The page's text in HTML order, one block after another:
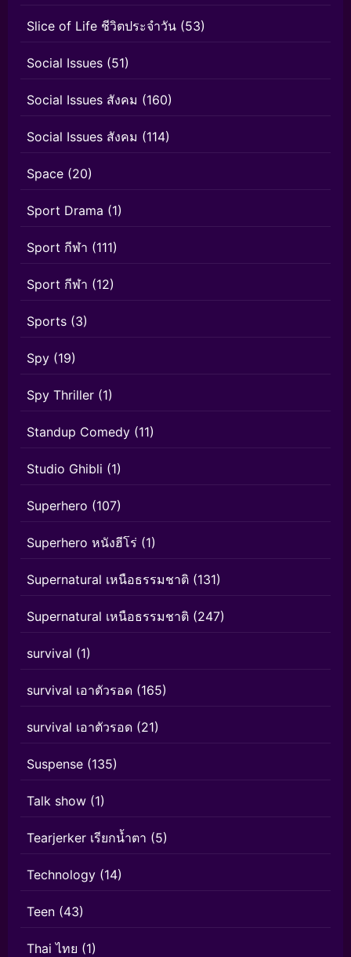
Slice of Life ชีวิตประจำวัน (53)
Social Issues (51)
Social Issues สังคม (160)
Social Issues สังคม (114)
Space (20)
Sport Drama (1)
Sport กีฬา (111)
Sport กีฬา (12)
Sports (3)
Spy (19)
Spy Thriller (1)
Standup Comedy (11)
Studio Ghibli (1)
Superhero (107)
Superhero หนังฮีโร่ (1)
Supernatural เหนือธรรมชาติ (131)
Supernatural เหนือธรรมชาติ (247)
survival (1)
survival เอาตัวรอด (165)
survival เอาตัวรอด (21)
Suspense (135)
Talk show (1)
Tearjerker เรียกน้ำตา (5)
Technology (14)
Teen (43)
Thai ไทย (1)